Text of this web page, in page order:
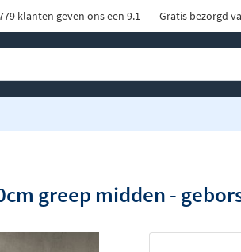
klanten geven ons een 9.1 Gratis bezorgd
greep midden -